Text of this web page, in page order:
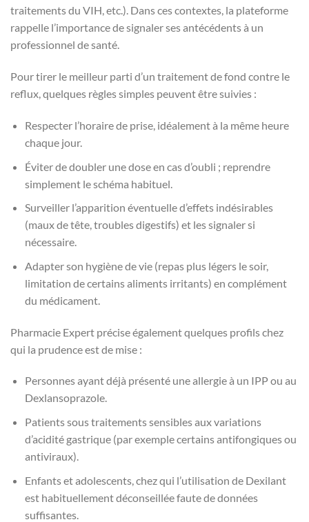
traitements du VIH, etc.). Dans ces contextes, la plateforme
rappelle l’importance de signaler ses antécédents à un
professionnel de santé.
Pour tirer le meilleur parti d’un traitement de fond contre le
reflux, quelques règles simples peuvent être suivies :
Respecter l’horaire de prise, idéalement à la même heure
chaque jour.
Éviter de doubler une dose en cas d’oubli ; reprendre
simplement le schéma habituel.
Surveiller l’apparition éventuelle d’effets indésirables
(maux de tête, troubles digestifs) et les signaler si
nécessaire.
Adapter son hygiène de vie (repas plus légers le soir,
limitation de certains aliments irritants) en complément
du médicament.
Pharmacie Expert précise également quelques profils chez
qui la prudence est de mise :
Personnes ayant déjà présenté une allergie à un IPP ou au
Dexlansoprazole.
Patients sous traitements sensibles aux variations
d’acidité gastrique (par exemple certains antifongiques ou
antiviraux).
Enfants et adolescents, chez qui l’utilisation de Dexilant
est habituellement déconseillée faute de données
suffisantes.